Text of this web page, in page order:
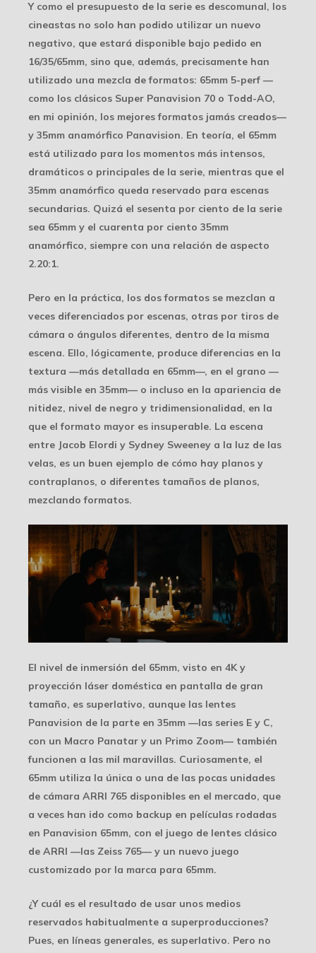
Y como el presupuesto de la serie es descomunal, los
cineastas no solo han podido utilizar un nuevo
negativo, que estará disponible bajo pedido en
16/35/65mm, sino que, además, precisamente han
utilizado una mezcla de formatos: 65mm 5-perf —
como los clásicos Super Panavision 70 o Todd-AO,
en mi opinión, los mejores formatos jamás creados—
y 35mm anamórfico Panavision. En teoría, el 65mm
está utilizado para los momentos más intensos,
dramáticos o principales de la serie, mientras que el
35mm anamórfico queda reservado para escenas
secundarias. Quizá el sesenta por ciento de la serie
sea 65mm y el cuarenta por ciento 35mm
anamórfico, siempre con una relación de aspecto
2.20:1.
Pero en la práctica, los dos formatos se mezclan a
veces diferenciados por escenas, otras por tiros de
cámara o ángulos diferentes, dentro de la misma
escena. Ello, lógicamente, produce diferencias en la
textura —más detallada en 65mm—, en el grano —
más visible en 35mm— o incluso en la apariencia de
nitidez, nivel de negro y tridimensionalidad, en la
que el formato mayor es insuperable. La escena
entre Jacob Elordi y Sydney Sweeney a la luz de las
velas, es un buen ejemplo de cómo hay planos y
contraplanos, o diferentes tamaños de planos,
mezclando formatos.
El nivel de inmersión del 65mm, visto en 4K y
proyección láser doméstica en pantalla de gran
tamaño, es superlativo, aunque las lentes
Panavision de la parte en 35mm —las series E y C,
con un Macro Panatar y un Primo Zoom— también
funcionen a las mil maravillas. Curiosamente, el
65mm utiliza la única o una de las pocas unidades
de cámara ARRI 765 disponibles en el mercado, que
a veces han ido como backup en películas rodadas
en Panavision 65mm, con el juego de lentes clásico
de ARRI —las Zeiss 765— y un nuevo juego
customizado por la marca para 65mm.
¿Y cuál es el resultado de usar unos medios
reservados habitualmente a superproducciones?
Pues, en líneas generales, es superlativo. Pero no